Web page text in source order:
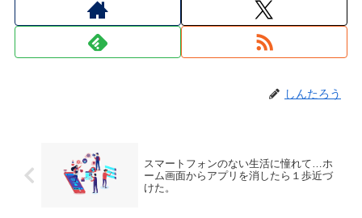
しんたろう
スマートフォンのない生活に憧れて…ホ
ーム画面からアプリを消したら１歩近づ
けた。